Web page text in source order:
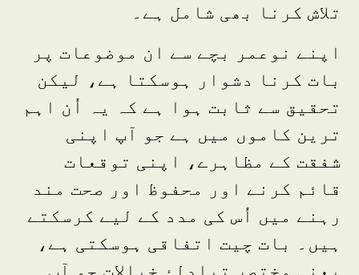
تلاش کرنا بھی شامل ہے۔
اپنے نوعمر بچے سے ان موضوعات پر
بات کرنا دشوار ہوسکتا ہے، لیکن
تحقیق سے ثابت ہوا ہے کہ یہ اُن اہم
ترین کاموں میں ہے جو آپ اپنی
شفقت کے مظاہرے، اپنی توقعات
قائم کرنے اور محفوظ اور صحت مند
رہنے میں اُس کی مدد کے لیے کرسکتے
ہیں۔ بات چیت اتفاقی ہوسکتی ہے،